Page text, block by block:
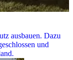
ausbauen. Dazu
und